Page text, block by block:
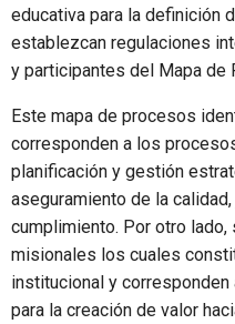
educativa para la definición
establezcan regulaciones
y participantes del Mapa de
Este mapa de procesos
corresponden a los
planificación y gestión
aseguramiento de la
cumplimiento. Por otro
misionales los cuales
institucional y
para la creación de valor